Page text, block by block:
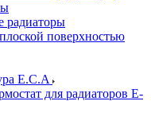
радиаторы
поверхностью
E.C.A
для радиаторов E-